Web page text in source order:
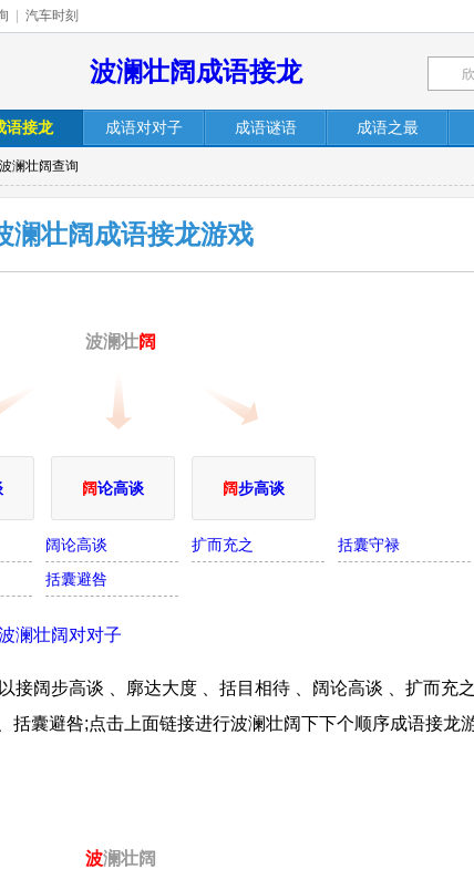
汽车时刻
波澜壮阔成语接龙
语接龙 成语对对子 成语谜语 成语之最
澜壮阔查询
澜壮阔成语接龙游戏
波澜壮阔
阔论高谈 阔步高谈
阔论高谈 扩而充之
括囊守禄
括囊避咎
澜壮阔对对子
接阔步高谈 、廓达大度 、括目相待 、阔论高谈 、扩而充之
括囊避咎;点击上面链接进行波澜壮阔下下个顺序成语接龙
波澜壮阔